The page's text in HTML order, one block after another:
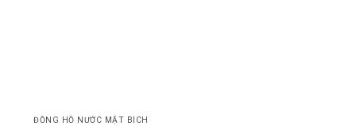
ĐỒNG HỒ NƯỚC MẶT BÍCH